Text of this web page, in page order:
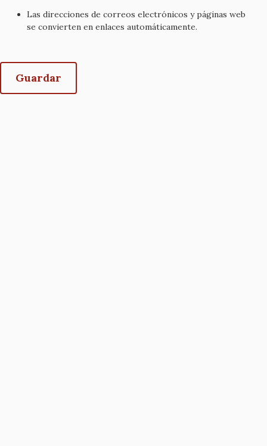
Las direcciones de correos electrónicos y páginas web
se convierten en enlaces automáticamente.